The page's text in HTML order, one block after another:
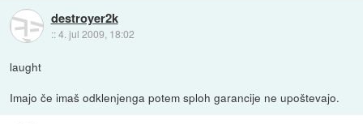
destroyer2k
::4. jul 2009, 18:02
laught
Imajo če imaš odklenjenga potem sploh garancije ne upoštevajo.